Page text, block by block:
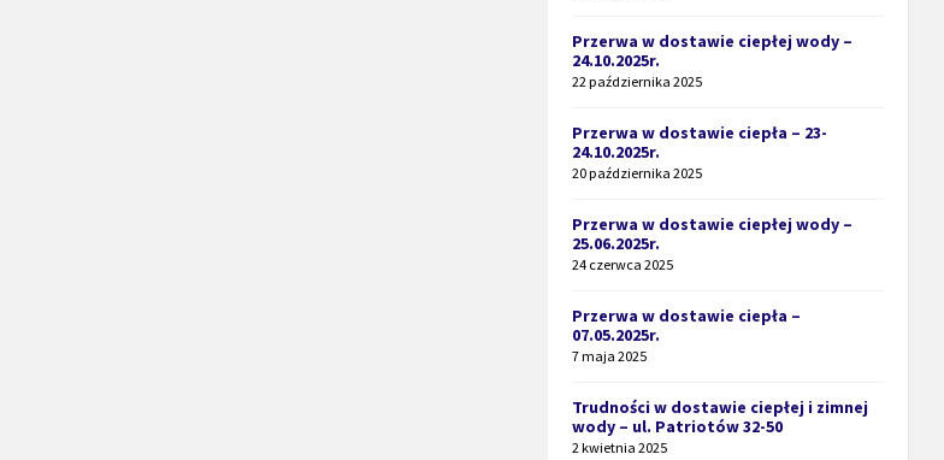
Przerwa w dostawie ciepłej wody –
24.10.2025r.
22 października 2025
Przerwa w dostawie ciepła – 23-
24.10.2025r.
20 października 2025
Przerwa w dostawie ciepłej wody –
25.06.2025r.
24 czerwca 2025
Przerwa w dostawie ciepła –
07.05.2025r.
7 maja 2025
Trudności w dostawie ciepłej i zimnej
wody – ul. Patriotów 32-50
2 kwietnia 2025